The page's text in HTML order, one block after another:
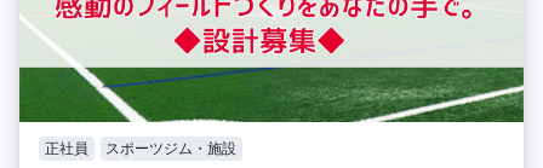
正社員 スポーツジム・施設